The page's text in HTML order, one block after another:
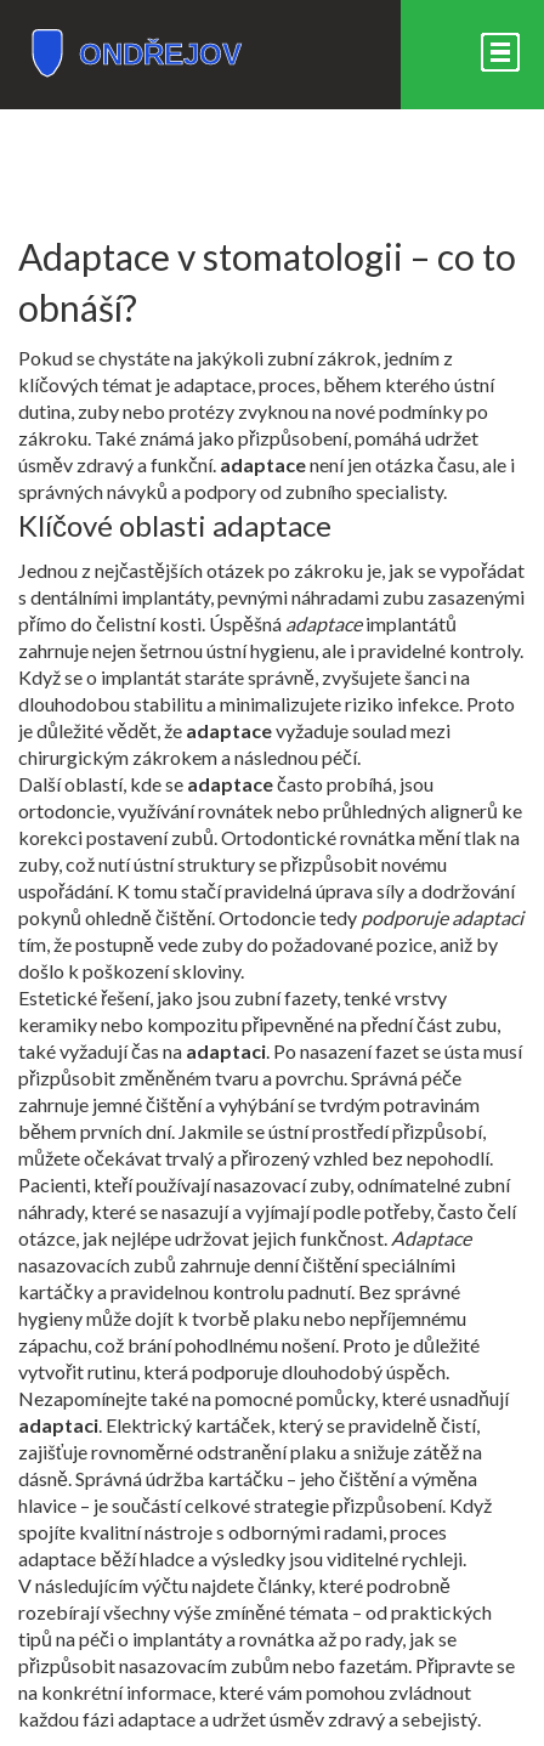
Adaptace v stomatologii – co to
obnáší?
Pokud se chystáte na jakýkoli zubní zákrok, jedním z
klíčových témat jeadaptace,proces, během kterého ústní
dutina, zuby nebo protézy zvyknou na nové podmínky po
zákroku. Také známá jako přizpůsobení, pomáhá udržet
úsměv zdravý a funkční. adaptacenení jen otázka času, ale i
správných návyků a podpory od zubního specialisty.
Klíčové oblasti adaptace
Jednou z nejčastějších otázek po zákroku je, jak se vypořádat
s dentálními implantáty,pevnými náhradami zubu zasazenými
přímo do čelistní kosti. Úspěšná adaptaceimplantátů
zahrnuje nejen šetrnou ústní hygienu, ale i pravidelné kontroly.
Když se o implantát staráte správně, zvyšujete šanci na
dlouhodobou stabilitu a minimalizujete riziko infekce. Proto
je důležité vědět, že adaptacevyžaduje soulad mezi
chirurgickým zákrokem a následnou péčí.
Další oblastí, kde se adaptacečasto probíhá, jsou
ortodoncie,využívání rovnátek nebo průhledných alignerů ke
korekci postavení zubů. Ortodontické rovnátka mění tlak na
zuby, což nutí ústní struktury se přizpůsobit novému
uspořádání. K tomu stačí pravidelná úprava síly a dodržování
pokynů ohledně čištění. Ortodoncie tedy podporuje adaptaci
tím, že postupně vede zuby do požadované pozice, aniž by
došlo k poškození skloviny.
Estetické řešení, jako jsou zubní fazety,tenké vrstvy
keramiky nebo kompozitu připevněné na přední část zubu,
také vyžadují čas na adaptaci. Po nasazení fazet se ústa musí
přizpůsobit změněném tvaru a povrchu. Správná péče
zahrnuje jemné čištění a vyhýbání se tvrdým potravinám
během prvních dní. Jakmile se ústní prostředí přizpůsobí,
můžete očekávat trvalý a přirozený vzhled bez nepohodlí.
Pacienti, kteří používajínasazovací zuby,odnímatelné zubní
náhrady, které se nasazují a vyjímají podle potřeby, často čelí
otázce, jak nejlépe udržovat jejich funkčnost. Adaptace
nasazovacích zubů zahrnuje denní čištění speciálními
kartáčky a pravidelnou kontrolu padnutí. Bez správné
hygieny může dojít k tvorbě plaku nebo nepříjemnému
zápachu, což brání pohodlnému nošení. Proto je důležité
vytvořit rutinu, která podporuje dlouhodobý úspěch.
Nezapomínejte také na pomocné pomůcky, které usnadňují
adaptaci. Elektrický kartáček, který se pravidelně čistí,
zajišťuje rovnoměrné odstranění plaku a snižuje zátěž na
dásně. Správná údržba kartáčku – jeho čištění a výměna
hlavice – je součástí celkové strategie přizpůsobení. Když
spojíte kvalitní nástroje s odbornými radami, proces
adaptace běží hladce a výsledky jsou viditelné rychleji.
V následujícím výčtu najdete články, které podrobně
rozebírají všechny výše zmíněné témata – od praktických
tipů na péči o implantáty a rovnátka až po rady, jak se
přizpůsobit nasazovacím zubům nebo fazetám. Připravte se
na konkrétní informace, které vám pomohou zvládnout
každou fázi adaptace a udržet úsměv zdravý a sebejistý.